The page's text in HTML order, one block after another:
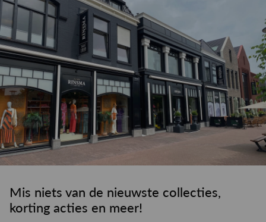
Mis niets van de nieuwste collecties,
korting acties en meer!